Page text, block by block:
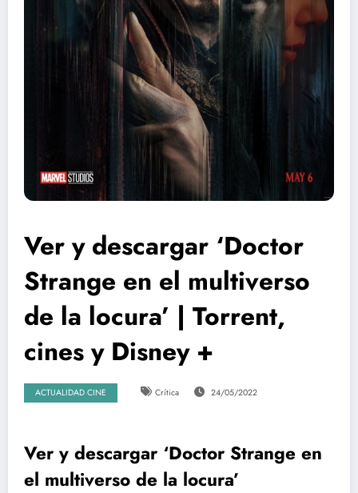
Ver y descargar ‘Doctor
Strange en el multiverso
de la locura’ | Torrent,
cines y Disney +
ACTUALIDAD CINE Crítica 24/05/2022
Ver y descargar ‘Doctor Strange en
el multiverso de la locura’